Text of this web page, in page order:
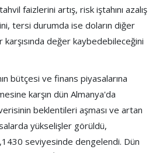
faizlerini artış, risk iştahını azalış
tersi durumda ise doların diğer
değer kaybedebileceğini
bütçesi ve finans piyasalarına
karşın dün Almanya'da
beklentileri aşması ve artan
yükselişler görüldü,
seviyesinde dengelendi. Dün